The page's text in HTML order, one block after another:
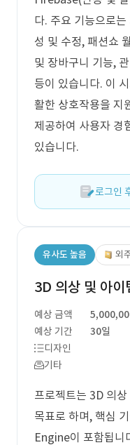
다. 주요 기능으로
성 및 수정, 패션쇼
및 장바구니 기능,
등이 있습니다. 이
활한 상호작용을 지
제공하여 사용자 경
있습니다.
로그인
유사도 높음 외
3D 의상 및 아이
예상 금액
예상 기간
30일
디자인
기타
프로젝트는 3D 의
목표로 하며, 핵심
Engine이 포함됩니